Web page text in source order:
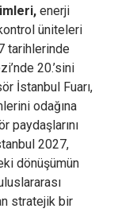
, enerji
üniteleri
tarihlerinde
20.’sini
İstanbul Fuarı,
odağına
paydaşlarını
2027,
dönüşümün
stratejik bir